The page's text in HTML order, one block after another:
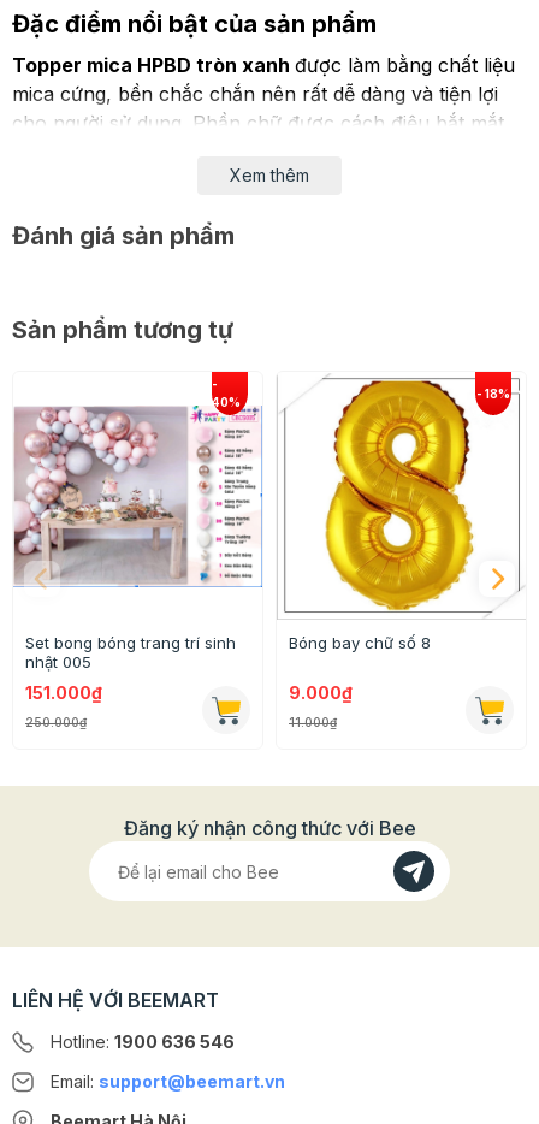
Đặc điểm nổi bật của sản phẩm
Topper mica HPBD tròn xanh được làm bằng chất liệu
mica cứng, bền chắc chắn nên rất dễ dàng và tiện lợi
cho người sử dụng. Phần chữ được cách điệu bắt mắt
Nhờ có độ bền cao nên bạn có thể sử dụng sản -
Que cắm topper mica Happy Birthday tròn xanh có
hình dáng độc đáo gồm 2 thành phần chữ và que cắm .
Bạn sẽ chẳng cần phải suy nghĩ nên trang trí bánh như
thế nào chỉ cần cắm que topper mica này là bạn đã có
một chiếc bánh xinh xắn, ấn tượng cho người thân hay
Xem thêm
Đánh giá sản phẩm
Sản phẩm tương tự
Set bong bóng trang trí sinh
nhật 005
151.000₫
250.000₫
Bóng bay chữ số 8
9.000₫
11.000₫
Đăng ký nhận công thức với Bee
LIÊN HỆ VỚI BEEMART
Hotline: 1900 636 546
Email: support@beemart.vn